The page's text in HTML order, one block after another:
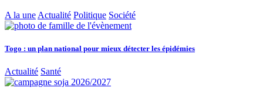
A la une Actualité Politique Société
Togo : un plan national pour mieux détecter les épidémies
Actualité Santé